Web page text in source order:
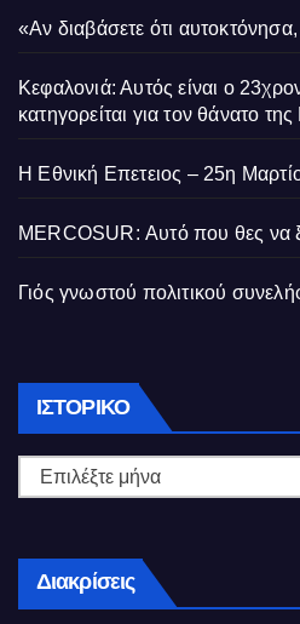
«Αν διαβάσετε ότι
Κεφαλονιά: Αυτός είναι ο
κατηγορείται για τον θάνατο
Η Εθνική Επετειος – 25η
MERCOSUR: Αυτό που θες να
Γιός γνωστού πολιτικού
ΙΣΤΟΡΙΚΌ Ιστορικό
Διακρίσεις